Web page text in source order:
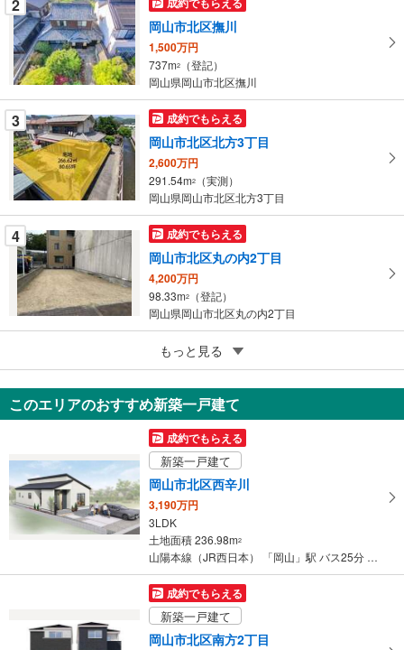
を
マ
イ
ペ
ー
ジ
に
保
存
す
る
2
岡山市北区撫川
1,500万円
737m2
（登記）
岡山県岡山市北区撫川
3 成約でもらえる
岡山市北区北方3丁目
2,600万円
291.54m2
（実測）
岡山県岡山市北区北方3丁目
4 成約でもらえる
岡山市北区丸の内2丁目
4,200万円
98.33m2
（登記）
岡山県岡山市北区丸の内2丁目
成約でもらえる
岡山市北区辛川市場
1,229万円
301.51m
岡山県岡山市北区辛川市場
もっと見る
このエリアのおすすめ新築一戸建て
成約でもらえる
新築一戸建て
岡山市北区西辛川
3,190万円
3LDK
土地面積 236.98m2
山陽本線（JR西日本） 「岡山」駅 バス25分 辛川下 バス停下車 徒歩11分
成約でもらえる
新築一戸建て
岡山市北区南方2丁目